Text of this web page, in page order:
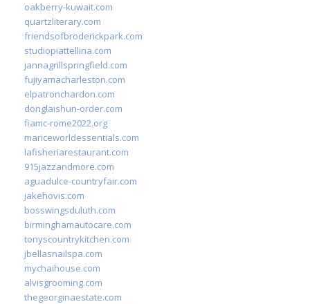
oakberry-kuwait.com
quartzliterary.com
friendsofbroderickpark.com
studiopiattellina.com
jannagrillspringfield.com
fujiyamacharleston.com
elpatronchardon.com
donglaishun-order.com
fiamc-rome2022.org
mariceworldessentials.com
lafisheriarestaurant.com
915jazzandmore.com
aguadulce-countryfair.com
jakehovis.com
bosswingsduluth.com
birminghamautocare.com
tonyscountrykitchen.com
jbellasnailspa.com
mychaihouse.com
alvisgrooming.com
thegeorginaestate.com